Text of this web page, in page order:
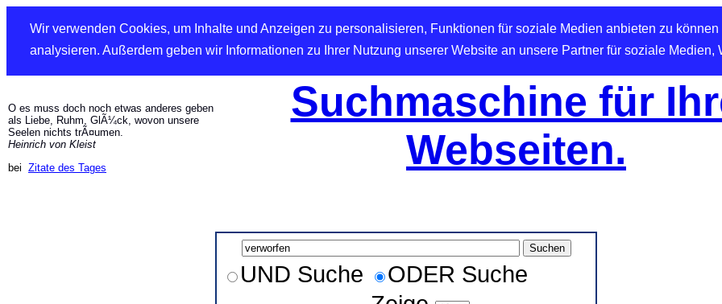
Wir verwenden Cookies, um Inhalte und Anzeigen zu personalisieren, Funktionen für soziale Medien anbieten zu
analysieren. Außerdem geben wir Informationen zu Ihrer Nutzung unserer Website an unsere Partner für soziale
O es muss doch noch etwas anderes geben
als Liebe, Ruhm, GlÃ¼ck, wovon unsere
Seelen nichts trÃ¤umen.
Heinrich von Kleist
bei Zitate des Tages
Suchmaschine für
Webseiten.
UND Suche
ODER Suche